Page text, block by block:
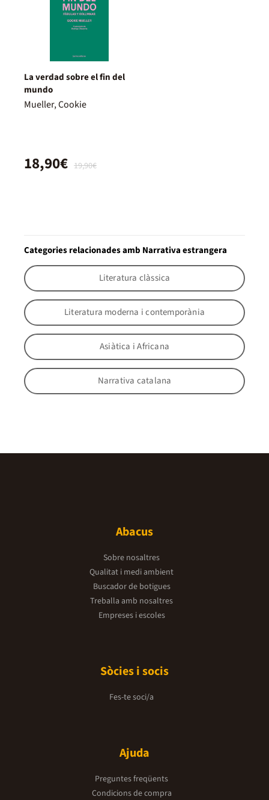
La verdad sobre el fin del
mundo
Mueller, Cookie
19,90€
18,90€
Categories relacionades amb Narrativa estrangera
Literatura clàssica
Literatura moderna i contemporània
Asiàtica i Africana
Narrativa catalana
Abacus
Sobre nosaltres
Qualitat i medi ambient
Buscador de botigues
Treballa amb nosaltres
Empreses i escoles
Sòcies i socis
Fes-te soci/a
Ajuda
Preguntes freqüents
Condicions de compra